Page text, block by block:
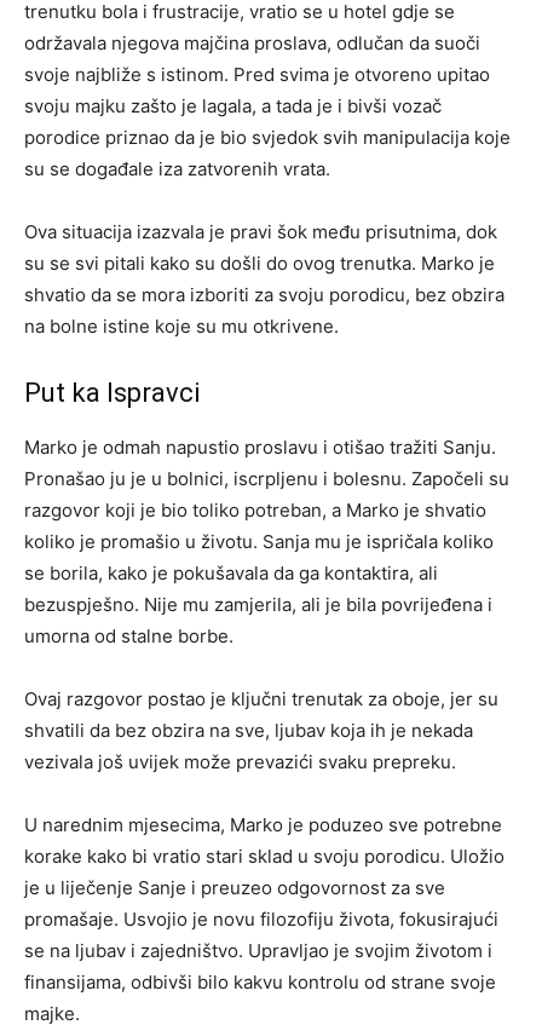
trenutku bola i frustracije, vratio se u hotel gdje se
održavala njegova majčina proslava, odlučan da suoči
svoje najbliže s istinom. Pred svima je otvoreno upitao
svoju majku zašto je lagala, a tada je i bivši vozač
porodice priznao da je bio svjedok svih manipulacija koje
su se događale iza zatvorenih vrata.
Ova situacija izazvala je pravi šok među prisutnima, dok
su se svi pitali kako su došli do ovog trenutka. Marko je
shvatio da se mora izboriti za svoju porodicu, bez obzira
na bolne istine koje su mu otkrivene.
Put ka Ispravci
Marko je odmah napustio proslavu i otišao tražiti Sanju.
Pronašao ju je u bolnici, iscrpljenu i bolesnu. Započeli su
razgovor koji je bio toliko potreban, a Marko je shvatio
koliko je promašio u životu. Sanja mu je ispričala koliko
se borila, kako je pokušavala da ga kontaktira, ali
bezuspješno. Nije mu zamjerila, ali je bila povrijeđena i
umorna od stalne borbe.
Ovaj razgovor postao je ključni trenutak za oboje, jer su
shvatili da bez obzira na sve, ljubav koja ih je nekada
vezivala još uvijek može prevazići svaku prepreku.
U narednim mjesecima, Marko je poduzeo sve potrebne
korake kako bi vratio stari sklad u svoju porodicu. Uložio
je u liječenje Sanje i preuzeo odgovornost za sve
promašaje. Usvojio je novu filozofiju života, fokusirajući
se na ljubav i zajedništvo. Upravljao je svojim životom i
finansijama, odbivši bilo kakvu kontrolu od strane svoje
majke.